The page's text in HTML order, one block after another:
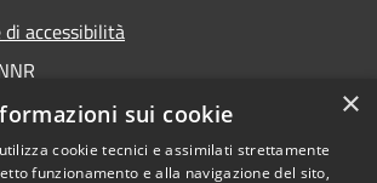
accessibilità
×
sui cookie
cookie tecnici e assimilati strettamente
funzionamento e alla navigazione del sito,